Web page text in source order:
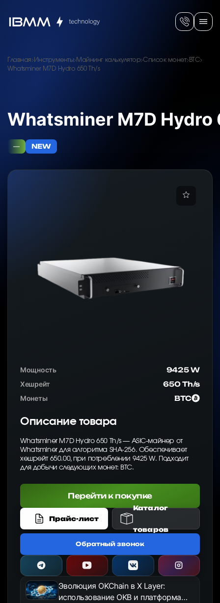
Главная Инструменты Майнинг калькулятор Список монет BTC
Whatsminer M7D Hydro 650 Th/s
Whatsminer M7D
— NEW
Мощность
9425 W
Хешрейт
650 Th/s
Монеты
BTC
Описание товара
Whatsminer M7D Hydro 650 Th/s — ASIC-майнер от
Whatsminer для алгоритма SHA-256. Обеспечивает
хешрейт 650.00, при потреблении 9425 W. Подходит
для добычи следующих монет: BTC.
Перейти к покупке
Прайс-лист
Каталог
товаров
Обратный звонок
Эволюция OKChain в X Layer:
использование OKB и платформа